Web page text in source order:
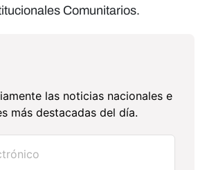
Comunitarios.
las noticias nacionales e
más destacadas del día.